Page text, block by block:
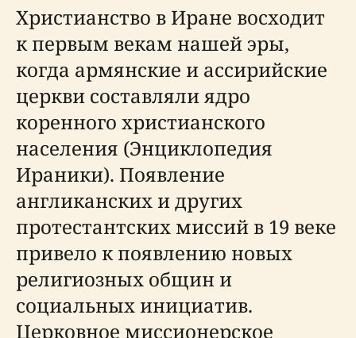
Христианство в Иране восходит
к первым векам нашей эры,
когда армянские и ассирийские
церкви составляли ядро
коренного христианского
населения (Энциклопедия
Ираники). Появление
англиканских и других
протестантских миссий в 19 веке
привело к появлению новых
религиозных общин и
социальных инициатив.
Церковное миссионерское